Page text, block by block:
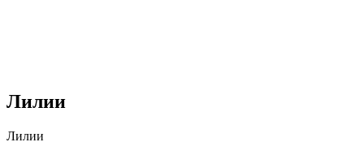
Лилии
Лилии